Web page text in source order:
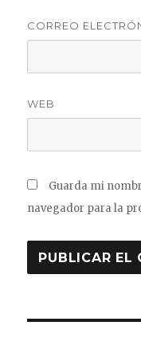
CORREO
WEB
Guarda mi
navegador para la